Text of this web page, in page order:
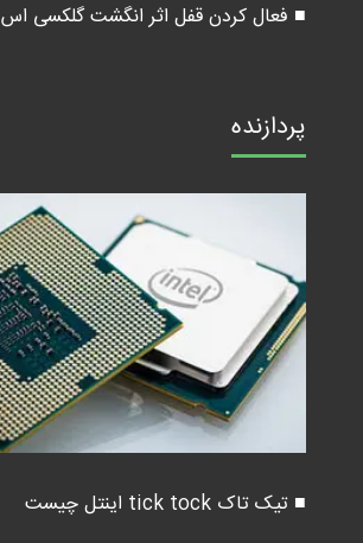
■ فعال کردن قفل اثر انگشت گلکسی اس 7
پردازنده
■ تیک تاک tick tock اینتل چیست